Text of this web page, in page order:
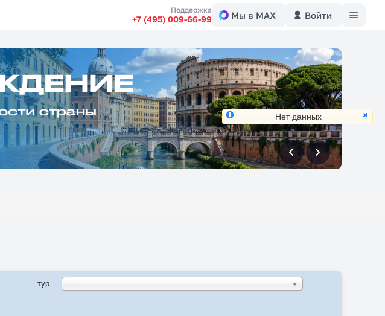
Поддержка
+7 (495) 009-66-99 Мы в MAX Войти
впередвперед
тур ----
Нет данных